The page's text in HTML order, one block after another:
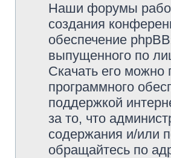
Наши форумы
создания
обеспечение
выпущенного по
Скачать его можно
программного
поддержкой
за то, что
содержания и/или
обращайтесь по